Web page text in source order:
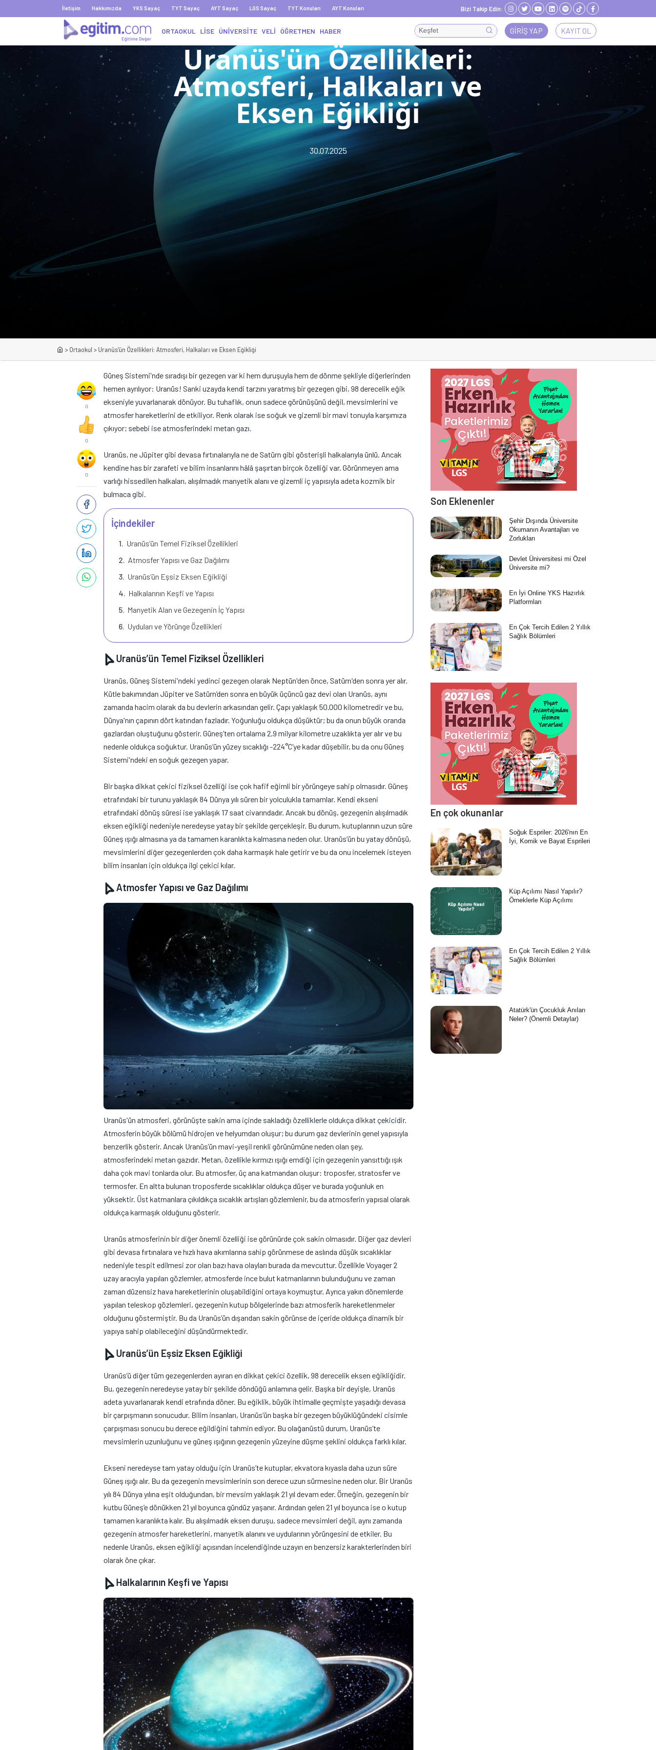
İletişim Hakkımızda YKS Sayaç TYT Sayaç AYT Sayaç LGS Sayaç TYT Konuları AYT Konuları Bizi Takip Edin:
GIRIŞ YAP KAYIT OL
ORTAOKUL LİSE ÜNİVERSİTE VELİ ÖĞRETMEN HABER
Uranüs'ün Özellikleri:
Atmosferi, Halkaları ve
Eksen Eğikliği
30.07.2025
> Ortaokul > Uranüs'ün Özellikleri: Atmosferi, Halkaları ve Eksen Eğikliği
0
0
0
Güneş Sistemi'nde sıradışı bir gezegen var ki hem duruşuyla hem de dönme şekliyle diğerlerinden
hemen ayrılıyor: Uranüs! Sanki uzayda kendi tarzını yaratmış bir gezegen gibi, 98 derecelik eğik
ekseniyle yuvarlanarak dönüyor. Bu tuhaflık, onun sadece görünüşünü değil, mevsimlerini ve
atmosfer hareketlerini de etkiliyor. Renk olarak ise soğuk ve gizemli bir mavi tonuyla karşımıza
çıkıyor; sebebi ise atmosferindeki metan gazı.
Uranüs, ne Jüpiter gibi devasa fırtınalarıyla ne de Satürn gibi gösterişli halkalarıyla ünlü. Ancak
kendine has bir zarafeti ve bilim insanlarını hâlâ şaşırtan birçok özelliği var. Görünmeyen ama
varlığı hissedilen halkaları, alışılmadık manyetik alanı ve gizemli iç yapısıyla adeta kozmik bir
bulmaca gibi.
İçindekiler
Uranüs’ün Temel Fiziksel Özellikleri
Atmosfer Yapısı ve Gaz Dağılımı
Uranüs’ün Eşsiz Eksen Eğikliği
Halkalarının Keşfi ve Yapısı
Manyetik Alan ve Gezegenin İç Yapısı
Uyduları ve Yörünge Özellikleri
Uranüs’ün Temel Fiziksel Özellikleri
Uranüs, Güneş Sistemi'ndeki yedinci gezegen olarak Neptün'den önce, Satürn'den sonra yer alır.
Kütle bakımından Jüpiter ve Satürn’den sonra en büyük üçüncü gaz devi olan Uranüs, aynı
zamanda hacim olarak da bu devlerin arkasından gelir. Çapı yaklaşık 50.000 kilometredir ve bu,
Dünya'nın çapının dört katından fazladır. Yoğunluğu oldukça düşüktür; bu da onun büyük oranda
gazlardan oluştuğunu gösterir. Güneş’ten ortalama 2,9 milyar kilometre uzaklıkta yer alır ve bu
nedenle oldukça soğuktur. Uranüs’ün yüzey sıcaklığı -224°C’ye kadar düşebilir, bu da onu Güneş
Sistemi'ndeki en soğuk gezegen yapar.
Bir başka dikkat çekici fiziksel özelliği ise çok hafif eğimli bir yörüngeye sahip olmasıdır. Güneş
etrafındaki bir turunu yaklaşık 84 Dünya yılı süren bir yolculukla tamamlar. Kendi ekseni
etrafındaki dönüş süresi ise yaklaşık 17 saat civarındadır. Ancak bu dönüş, gezegenin alışılmadık
eksen eğikliği nedeniyle neredeyse yatay bir şekilde gerçekleşir. Bu durum, kutuplarının uzun süre
Güneş ışığı almasına ya da tamamen karanlıkta kalmasına neden olur. Uranüs’ün bu yatay dönüşü,
mevsimlerini diğer gezegenlerden çok daha karmaşık hale getirir ve bu da onu incelemek isteyen
bilim insanları için oldukça ilgi çekici kılar.
Atmosfer Yapısı ve Gaz Dağılımı
Uranüs'ün atmosferi, görünüşte sakin ama içinde sakladığı özelliklerle oldukça dikkat çekicidir.
Atmosferin büyük bölümü hidrojen ve helyumdan oluşur; bu durum gaz devlerinin genel yapısıyla
benzerlik gösterir. Ancak Uranüs’ün mavi-yeşil renkli görünümüne neden olan şey,
atmosferindeki metan gazıdır. Metan, özellikle kırmızı ışığı emdiği için gezegenin yansıttığı ışık
daha çok mavi tonlarda olur. Bu atmosfer, üç ana katmandan oluşur: troposfer, stratosfer ve
termosfer. En altta bulunan troposferde sıcaklıklar oldukça düşer ve burada yoğunluk en
yüksektir. Üst katmanlara çıkıldıkça sıcaklık artışları gözlemlenir, bu da atmosferin yapısal olarak
oldukça karmaşık olduğunu gösterir.
Uranüs atmosferinin bir diğer önemli özelliği ise görünürde çok sakin olmasıdır. Diğer gaz devleri
gibi devasa fırtınalara ve hızlı hava akımlarına sahip görünmese de aslında düşük sıcaklıklar
nedeniyle tespit edilmesi zor olan bazı hava olayları burada da mevcuttur. Özellikle Voyager 2
uzay aracıyla yapılan gözlemler, atmosferde ince bulut katmanlarının bulunduğunu ve zaman
zaman düzensiz hava hareketlerinin oluşabildiğini ortaya koymuştur. Ayrıca yakın dönemlerde
yapılan teleskop gözlemleri, gezegenin kutup bölgelerinde bazı atmosferik hareketlenmeler
olduğunu göstermiştir. Bu da Uranüs’ün dışarıdan sakin görünse de içeride oldukça dinamik bir
yapıya sahip olabileceğini düşündürmektedir.
Uranüs’ün Eşsiz Eksen Eğikliği
Uranüs’ü diğer tüm gezegenlerden ayıran en dikkat çekici özellik, 98 derecelik eksen eğikliğidir.
Bu, gezegenin neredeyse yatay bir şekilde döndüğü anlamına gelir. Başka bir deyişle, Uranüs
adeta yuvarlanarak kendi etrafında döner. Bu eğiklik, büyük ihtimalle geçmişte yaşadığı devasa
bir çarpışmanın sonucudur. Bilim insanları, Uranüs’ün başka bir gezegen büyüklüğündeki cisimle
çarpışması sonucu bu derece eğildiğini tahmin ediyor. Bu olağanüstü durum, Uranüs’te
mevsimlerin uzunluğunu ve güneş ışığının gezegenin yüzeyine düşme şeklini oldukça farklı kılar.
Ekseni neredeyse tam yatay olduğu için Uranüs’te kutuplar, ekvatora kıyasla daha uzun süre
Güneş ışığı alır. Bu da gezegenin mevsimlerinin son derece uzun sürmesine neden olur. Bir Uranüs
yılı 84 Dünya yılına eşit olduğundan, bir mevsim yaklaşık 21 yıl devam eder. Örneğin, gezegenin bir
kutbu Güneş’e dönükken 21 yıl boyunca gündüz yaşanır. Ardından gelen 21 yıl boyunca ise o kutup
tamamen karanlıkta kalır. Bu alışılmadık eksen duruşu, sadece mevsimleri değil, aynı zamanda
gezegenin atmosfer hareketlerini, manyetik alanını ve uydularının yörüngesini de etkiler. Bu
nedenle Uranüs, eksen eğikliği açısından incelendiğinde uzayın en benzersiz karakterlerinden biri
olarak öne çıkar.
Halkalarının Keşfi ve Yapısı
Son Eklenenler
Şehir Dışında Üniversite
Okumanın Avantajları ve
Zorlukları
Devlet Üniversitesi mi Özel
Üniversite mi?
En İyi Online YKS Hazırlık
Platformları
En Çok Tercih Edilen 2 Yıllık
Sağlık Bölümleri
En çok okunanlar
Soğuk Espriler: 2026'nın En
İyi, Komik ve Bayat Esprileri
Küp Açılımı Nasıl Yapılır?
Örneklerle Küp Açılımı
En Çok Tercih Edilen 2 Yıllık
Sağlık Bölümleri
Atatürk'ün Çocukluk Anıları
Neler? (Önemli Detaylar)